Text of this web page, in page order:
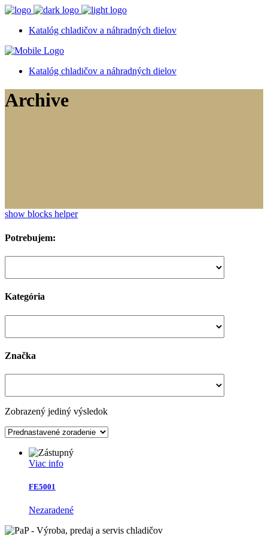
Katalóg chladičov a náhradných dielov
Katalóg chladičov a náhradných dielov
Archive
show blocks helper
Potrebujem:
Kategória
Značka
Zobrazený jediný výsledok
Viac info
FE5001
Nezaradené